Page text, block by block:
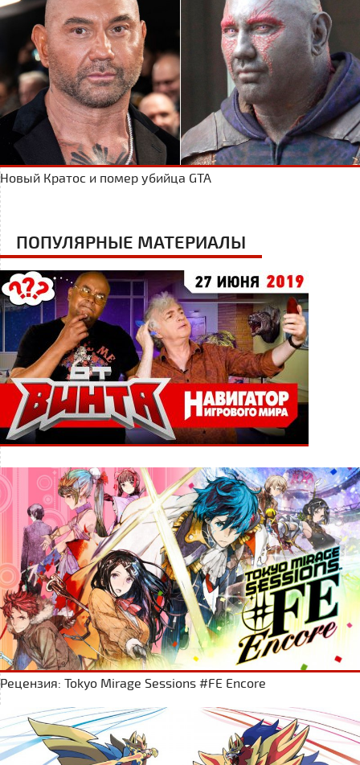
Новый Кратос и помер убийца GTA
ПОПУЛЯРНЫЕ МАТЕРИАЛЫ
Рецензия: Tokyo Mirage Sessions #FE Encore